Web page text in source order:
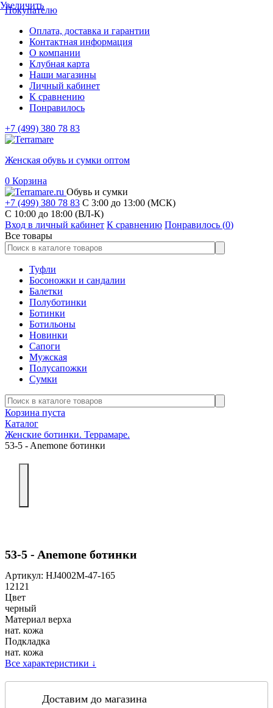
Покупателю
Оплата, доставка и гарантии
Контактная информация
О компании
Клубная карта
Наши магазины
Личный кабинет
К сравнению
Понравилось
+7 (499) 380 78 83
Женская обувь и сумки оптом
0 Корзина
Обувь и сумки
+7 (499) 380 78 83 С 3:00 до 13:00 (МСК)
C 10:00 до 18:00 (ВЛ-К)
Вход в личный кабинет К сравнению Понравилось (0)
Все товары
Туфли
Босоножки и сандалии
Балетки
Полуботинки
Ботинки
Ботильоны
Новинки
Сапоги
Мужская
Полусапожки
Сумки
Корзина пуста
Каталог
Женские ботинки. Террамаре.
53-5 - Anemone ботинки
Увеличить
53-5 - Anemone ботинки
Артикул: HJ4002M-47-165
12121
Цвет
черный
Материал верха
нат. кожа
Подкладка
нат. кожа
Все характеристики ↓
Доставим до магазина